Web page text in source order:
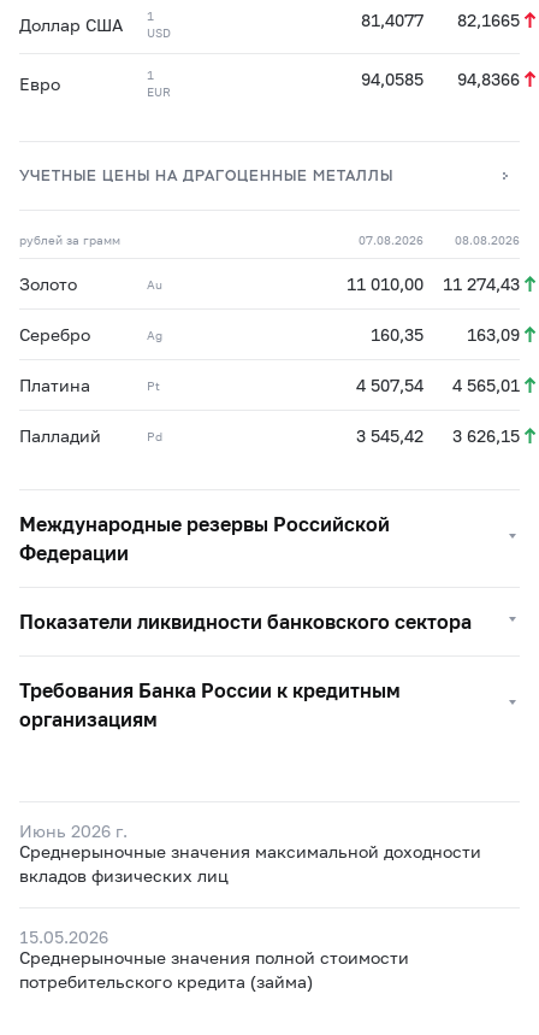
Доллар США
1
USD
81,4077 82,1665
Евро
1
EUR
94,0585 94,8366
УЧЕТНЫЕ ЦЕНЫ НА ДРАГОЦЕННЫЕ МЕТАЛЛЫ
рублей за грамм 07.08.2026 08.08.2026
Золото Au 11 010,00 11 274,43
Серебро Ag 160,35 163,09
Платина Pt 4 507,54 4 565,01
Палладий Pd 3 545,42 3 626,15
Международные резервы Российской
Федерации
Показатели ликвидности банковского сектора
Требования Банка России к кредитным
организациям
Июнь 2026 г.
Среднерыночные значения максимальной доходности
вкладов физических лиц
15.05.2026
Среднерыночные значения полной стоимости
потребительского кредита (займа)